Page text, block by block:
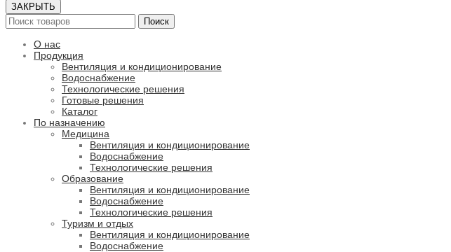
ЗАКРЫТЬ
Поиск
О нас
Продукция
Вентиляция и кондиционирование
Водоснабжение
Технологические решения
Готовые решения
Каталог
По назначению
Медицина
Вентиляция и кондиционирование
Водоснабжение
Технологические решения
Образование
Вентиляция и кондиционирование
Водоснабжение
Технологические решения
Туризм и отдых
Вентиляция и кондиционирование
Водоснабжение